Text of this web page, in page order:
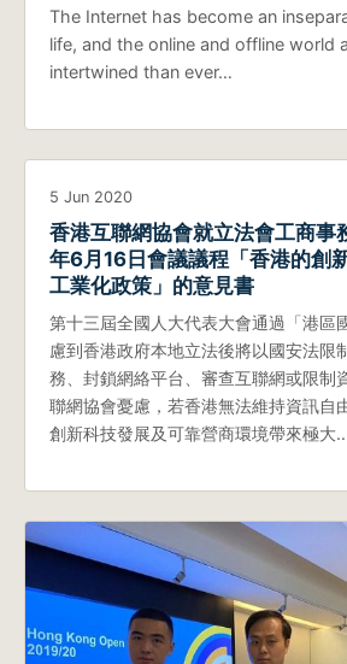
The Internet has become an
life, and the online and offline world
intertwined than ever…
5 Jun 2020
香港互聯網協會就立法會工商
年6月16日會議議程「香港的創
工業化政策」的意見書
第十三屆全國人大代表大會通過「港區
慮到香港政府本地立法後將以國安法限
務、封鎖網絡平台、審查互聯網或限制
聯網協會憂慮，若香港無法維持資訊自
創新科技發展及可靠營商環境帶來極大